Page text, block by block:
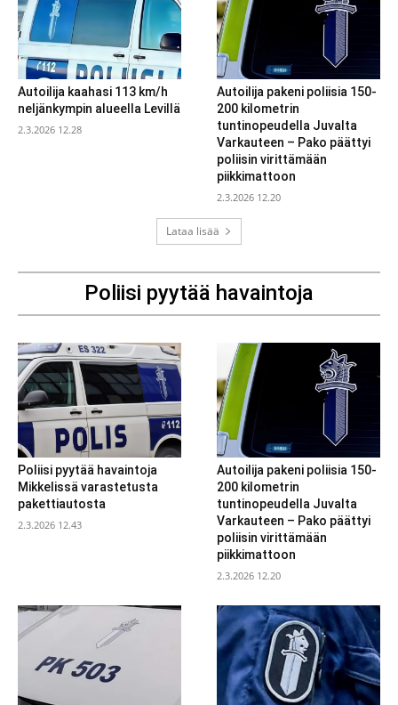
Autoilija kaahasi 113 km/h
neljänkympin alueella Levillä
2.3.2026 12.28
Autoilija pakeni poliisia 150-
200 kilometrin
tuntinopeudella Juvalta
Varkauteen – Pako päättyi
poliisin virittämään
piikkimattoon
2.3.2026 12.20
Lataa lisää
Poliisi pyytää havaintoja
Poliisi pyytää havaintoja
Mikkelissä varastetusta
pakettiautosta
2.3.2026 12.43
Autoilija pakeni poliisia 150-
200 kilometrin
tuntinopeudella Juvalta
Varkauteen – Pako päättyi
poliisin virittämään
piikkimattoon
2.3.2026 12.20